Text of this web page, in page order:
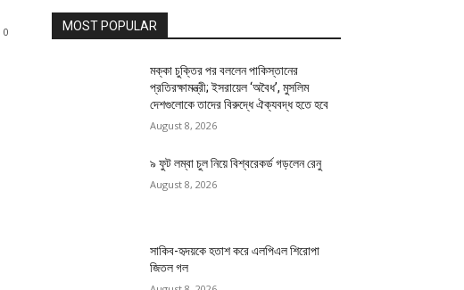
0 MOST POPULAR
মক্কা চুক্তির পর বললেন পাকিস্তানের
প্রতিরক্ষামন্ত্রী; ইসরায়েল ‘অবৈধ’, মুসলিম
দেশগুলোকে তাদের বিরুদ্ধে ঐক্যবদ্ধ হতে হবে
August 8, 2026
৯ ফুট লম্বা চুল নিয়ে বিশ্বরেকর্ড গড়লেন রেনু
August 8, 2026
সাকিব-হৃদয়কে হতাশ করে এলপিএল শিরোপা
জিতল গল